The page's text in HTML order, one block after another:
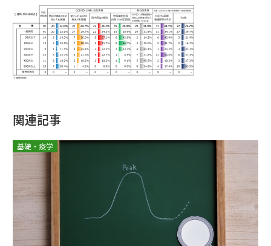
関連記事
基礎・疫学